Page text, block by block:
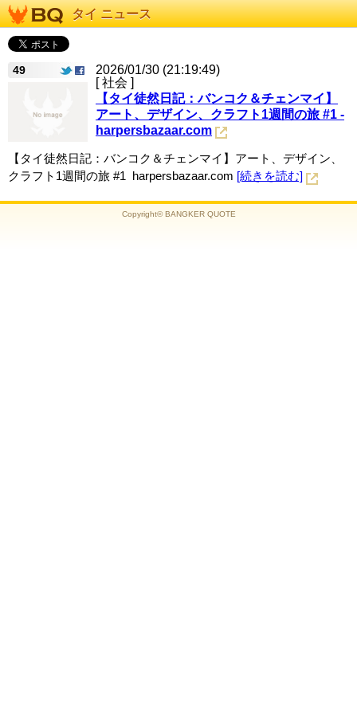
タイ ニュース
49
2026/01/30 (21:19:49)
[ 社会 ]
【タイ徒然日記：バンコク＆チェンマイ】
アート、デザイン、クラフト1週間の旅 #1 -
harpersbazaar.com
【タイ徒然日記：バンコク＆チェンマイ】アート、デザイン、
クラフト1週間の旅 #1 harpersbazaar.com [続きを読む]
Copyright© BANGKER QUOTE